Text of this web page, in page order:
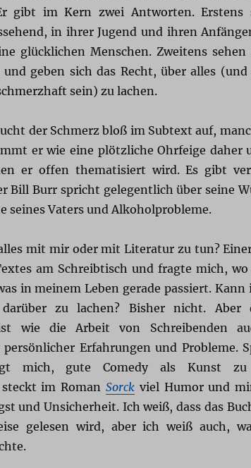
gibt im Kern zwei Antworten. Erstens
in ihrer Jugend und ihren
glücklichen Menschen. Zweitens
geben sich das Recht, über alles
sein) zu lachen.
der Schmerz bloß im Subtext auf,
er wie eine plötzliche Ohrfeige daher
er offen thematisiert wird. Es gibt
Bill Burr spricht gelegentlich über seine
seines Vaters und Alkoholprobleme.
mit mir oder mit Literatur zu tun?
am Schreibtisch und fragte mich,
in meinem Leben gerade passiert. Kann
zu lachen? Bisher nicht. Aber
wie die Arbeit von Schreibenden
Erfahrungen und Probleme.
mich, gute Comedy als Kunst zu
steckt im RomanSorck viel Humor und
und Unsicherheit. Ich weiß, dass das
gelesen wird, aber ich weiß auch,